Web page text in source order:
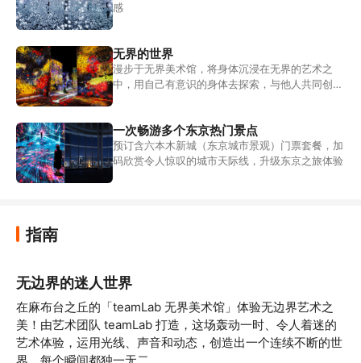
感
无界的世界
漫步于无界美术馆，将身体沉浸在无界的艺术之
中，用自己有意识的身体去探索，与他人共同创造
一次畅游多个东京热门景点
预订含六本木新城（东京城市景观）门票套餐，加
码欣赏令人惊叹的城市天际线，升级东京之旅体验
指南
无边界的迷人世界
在麻布台之丘的「teamLab 无界美术馆」体验无边界艺术之
美！由艺术团队 teamLab 打造，这场轰动一时、令人着迷的
艺术体验，运用光线、声音和动态，创造出一个连续不断的世
界，每个瞬间都独一无二。